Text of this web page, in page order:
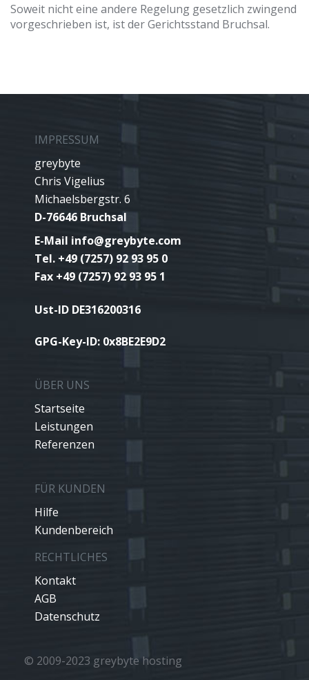
Soweit nicht eine andere Regelung gesetzlich zwingend
vorgeschrieben ist, ist der Gerichtsstand Bruchsal.
IMPRESSUM
greybyte
Chris Vigelius
Michaelsbergstr. 6
D-76646 Bruchsal
E-Mail info@greybyte.com
Tel. +49 (7257) 92 93 95 0
Fax +49 (7257) 92 93 95 1
Ust-ID DE316200316
GPG-Key-ID: 0x8BE2E9D2
ÜBER UNS
Startseite
Leistungen
Referenzen
FÜR KUNDEN
Hilfe
Kundenbereich
RECHTLICHES
Kontakt
AGB
Datenschutz
© 2009-2023 greybyte hosting